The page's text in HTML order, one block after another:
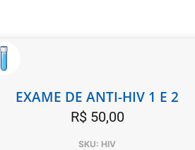
EXAME DE ANTI-HIV 1 E 2
R$50,00
SKU: HIV